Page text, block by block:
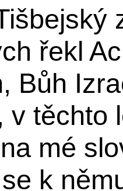
řekl
Bůh
v těchto
mé
k